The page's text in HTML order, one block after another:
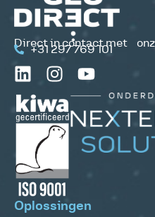
Direct in contact met
+31 297 769 101
Oplossingen